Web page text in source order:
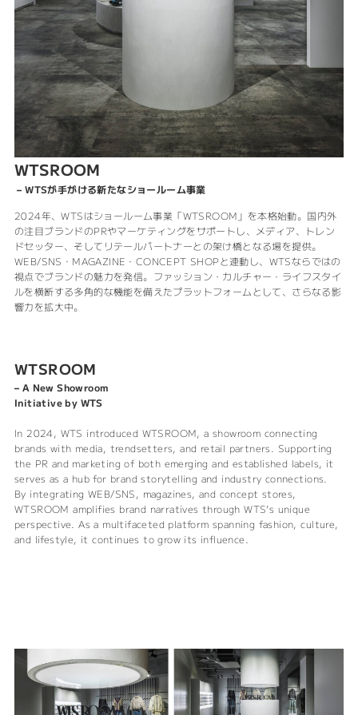
WTSROOM
– WTSが手がける新たなショールーム事業
2024年、WTSはショールーム事業「WTSROOM」を本格始動。国内外
の注目ブランドのPRやマーケティングをサポートし、メディア、トレン
ドセッター、そしてリテールパートナーとの架け橋となる場を提供。
WEB/SNS・MAGAZINE・CONCEPT SHOPと連動し、WTSならではの
視点でブランドの魅力を発信。ファッション・カルチャー・ライフスタイ
ルを横断する多角的な機能を備えたプラットフォームとして、さらなる影
響力を拡大中。
WTSROOM
– A New Showroom
Initiative by WTS
In 2024, WTS introduced WTSROOM, a showroom connecting
brands with media, trendsetters, and retail partners. Supporting
the PR and marketing of both emerging and established labels, it
serves as a hub for brand storytelling and industry connections.
By integrating WEB/SNS, magazines, and concept stores,
WTSROOM amplifies brand narratives through WTS’s unique
perspective. As a multifaceted platform spanning fashion, culture,
and lifestyle, it continues to grow its influence.